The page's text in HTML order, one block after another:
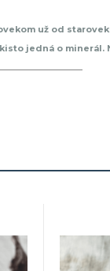
už od
jedná o
ako kadmium a